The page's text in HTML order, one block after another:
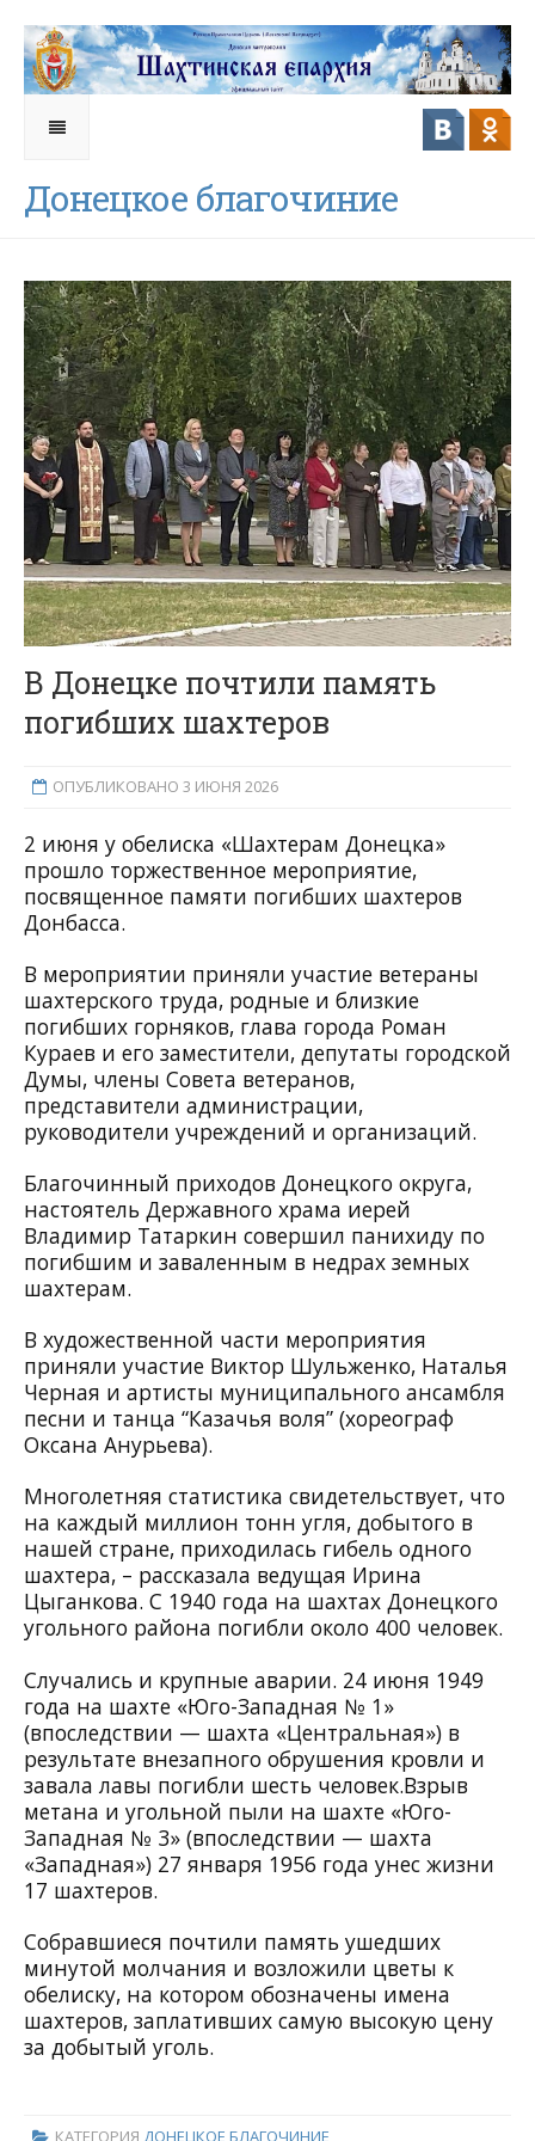
Донецкое благочиние
В Донецке почтили память
погибших шахтеров
ОПУБЛИКОВАНО 3 ИЮНЯ 2026
2 июня у обелиска «Шахтерам Донецка»
прошло торжественное мероприятие,
посвященное памяти погибших шахтеров
Донбасса.
В мероприятии приняли участие ветераны
шахтерского труда, родные и близкие
погибших горняков, глава города Роман
Кураев и его заместители, депутаты городской
Думы, члены Совета ветеранов,
представители администрации,
руководители учреждений и организаций.
Благочинный приходов Донецкого округа,
настоятель Державного храма иерей
Владимир Татаркин совершил панихиду по
погибшим и заваленным в недрах земных
шахтерам.
В художественной части мероприятия
приняли участие Виктор Шульженко, Наталья
Черная и артисты муниципального ансамбля
песни и танца “Казачья воля” (хореограф
Оксана Анурьева).
Многолетняя статистика свидетельствует, что
на каждый миллион тонн угля, добытого в
нашей стране, приходилась гибель одного
шахтера, – рассказала ведущая Ирина
Цыганкова. С 1940 года на шахтах Донецкого
угольного района погибли около 400 человек.
Случались и крупные аварии. 24 июня 1949
года на шахте «Юго-Западная № 1»
(впоследствии — шахта «Центральная») в
результате внезапного обрушения кровли и
завала лавы погибли шесть человек.Взрыв
метана и угольной пыли на шахте «Юго-
Западная № 3» (впоследствии — шахта
«Западная») 27 января 1956 года унес жизни
17 шахтеров.
Собравшиеся почтили память ушедших
минутой молчания и возложили цветы к
обелиску, на котором обозначены имена
шахтеров, заплативших самую высокую цену
за добытый уголь.
КАТЕГОРИЯ ДОНЕЦКОЕ БЛАГОЧИНИЕ